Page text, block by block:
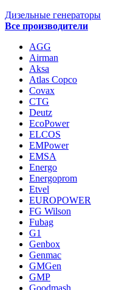
Дизельные генераторы
Все производители
AGG
Airman
Aksa
Atlas Copco
Covax
CTG
Deutz
EcoPower
ELCOS
EMPower
EMSA
Energo
Energoprom
Etvel
EUROPOWER
FG Wilson
Fubag
G1
Genbox
Genmac
GMGen
GMP
Goodmash